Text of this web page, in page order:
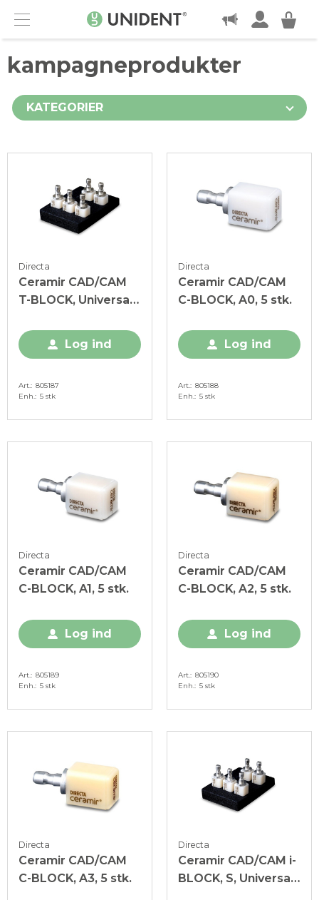
Menu
KONTAKT
kampagneprodukter
KATEGORIER
Directa
Ceramir CAD/CAM
T-BLOCK, Universal
Log ind
Art. 805187
Enh. 5 stk
Directa
Ceramir CAD/CAM
C-BLOCK, A0, 5 stk.
Log ind
Art. 805188
Enh. 5 stk
Directa
Ceramir CAD/CAM
C-BLOCK, A1, 5 stk.
Log ind
Art.
805189
Enh.
5 stk
Directa
Ceramir CAD/CAM
C-BLOCK, A2, 5 stk.
Log ind
Art.
805190
Enh.
5 stk
Directa
Ceramir CAD/CAM
C-BLOCK, A3, 5 stk.
Directa
Ceramir CAD/CAM i-
BLOCK, S, Universal